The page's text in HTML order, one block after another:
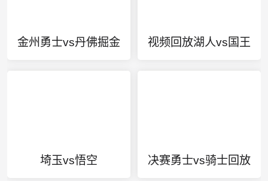
金州勇士vs丹佛掘金 视频回放湖人vs国王
埼玉vs悟空 决赛勇士vs骑士回放